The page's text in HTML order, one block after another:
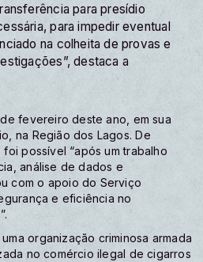
para presídio
para impedir eventual
na colheita de provas e
destaca a
fevereiro deste ano, em sua
na Região dos Lagos. De
possível “após um trabalho
análise de dados e
com o apoio do Serviço
e eficiência no
organização criminosa armada
no comércio ilegal de cigarros